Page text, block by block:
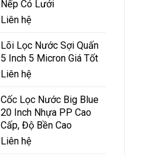
Nếp Có Lưới
Liên hệ
Lõi Lọc Nước Sợi Quấn
5 Inch 5 Micron Giá Tốt
Liên hệ
Cốc Lọc Nước Big Blue
20 Inch Nhựa PP Cao
Cấp, Độ Bền Cao
Liên hệ